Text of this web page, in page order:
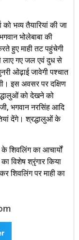
को भव्य तैयारियां की जा
भोलेबाबा की
हुए माही तट पहुंचेगी
से लाए गए जल एवं दुध से
ओढ़ाई जावेगी पश्चात
इस अवसर पर दक्षिण
को देखने को
भगवान नरसिंह आदि
देंगे। श्रद्धालुओं के
के शिवलिंग का आचार्यों
विशेष श्रृंगार किया
शिवलिंग पर माही का